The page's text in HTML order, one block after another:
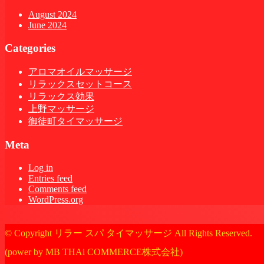
August 2024
June 2024
Categories
アロマオイルマッサージ
リラックスセットコース
リラックス効果
上野マッサージ
御徒町タイマッサージ
Meta
Log in
Entries feed
Comments feed
WordPress.org
© Copyright リラー スパ タイマッサージ All Rights Reserved.
(power by MB THAi COMMERCE株式会社)